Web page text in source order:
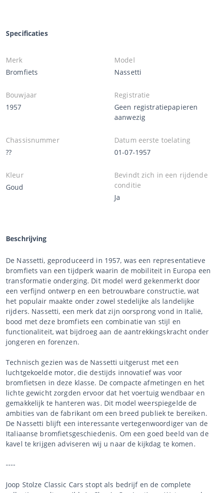
Specificaties
Merk
Bromfiets
Model
Nassetti
Bouwjaar
1957
Registratie
Geen registratiepapieren
aanwezig
Chassisnummer
??
Datum eerste toelating
01-07-1957
Kleur
Goud
Bevindt zich in een rijdende
conditie
Ja
Beschrijving
De Nassetti, geproduceerd in 1957, was een representatieve
bromfiets van een tijdperk waarin de mobiliteit in Europa een
transformatie onderging. Dit model werd gekenmerkt door
een verfijnd ontwerp en een betrouwbare constructie, wat
het populair maakte onder zowel stedelijke als landelijke
rijders. Nassetti, een merk dat zijn oorsprong vond in Italië,
bood met deze bromfiets een combinatie van stijl en
functionaliteit, wat bijdroeg aan de aantrekkingskracht onder
jongeren en forenzen.
Technisch gezien was de Nassetti uitgerust met een
luchtgekoelde motor, die destijds innovatief was voor
bromfietsen in deze klasse. De compacte afmetingen en het
lichte gewicht zorgden ervoor dat het voertuig wendbaar en
gemakkelijk te hanteren was. Dit model weerspiegelde de
ambities van de fabrikant om een breed publiek te bereiken.
De Nassetti blijft een interessante vertegenwoordiger van de
Italiaanse bromfietsgeschiedenis. Om een goed beeld van de
kavel te krijgen adviseren wij u naar de kijkdag te komen.
----
Joop Stolze Classic Cars stopt als bedrijf en de complete